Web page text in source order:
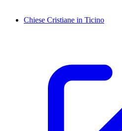
Chiese Cristiane in Ticino